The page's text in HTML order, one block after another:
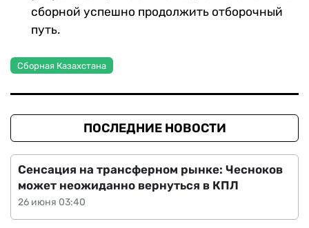
сборной успешно продолжить отборочный
путь.
Сборная Казахстана
ПОСЛЕДНИЕ НОВОСТИ
26 июня 03:40
Сенсация на трансферном рынке: Чесноков
может неожиданно вернуться в КПЛ